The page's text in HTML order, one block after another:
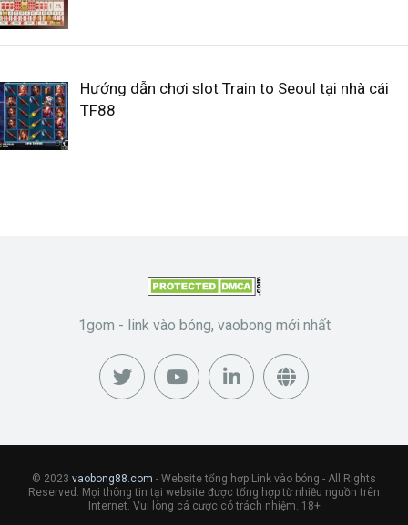
Hướng dẫn chơi slot Train to Seoul tại nhà cái
TF88
1gom - link vào bóng, vaobong mới nhất
© 2023 vaobong88.com - Website tổng hợp Link vào bóng - All Rights
Reserved. Mọi thông tin tại website được tổng hợp từ nhiều nguồn trên
Internet. Vui lòng cá cược có trách nhiệm. 18+